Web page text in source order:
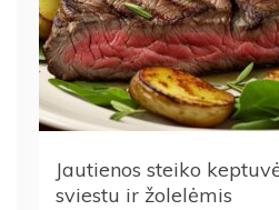
Jautienos steiko
sviestu ir žolelėmis